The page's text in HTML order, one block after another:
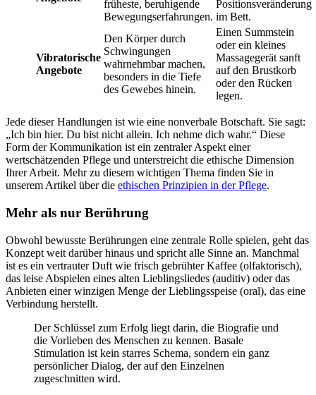
früheste, beruhigende
Bewegungserfahrungen.
Positionsveränderung
im Bett.
Vibratorische
Angebote
Den Körper durch
Schwingungen
wahrnehmbar machen,
besonders in die Tiefe
des Gewebes hinein.
Einen Summstein
oder ein kleines
Massagegerät sanft
auf den Brustkorb
oder den Rücken
legen.
Jede dieser Handlungen ist wie eine nonverbale Botschaft. Sie sagt:
„Ich bin hier. Du bist nicht allein. Ich nehme dich wahr.“ Diese
Form der Kommunikation ist ein zentraler Aspekt einer
wertschätzenden Pflege und unterstreicht die ethische Dimension
Ihrer Arbeit. Mehr zu diesem wichtigen Thema finden Sie in
unserem Artikel über die ethischen Prinzipien in der Pflege.
Mehr als nur Berührung
Obwohl bewusste Berührungen eine zentrale Rolle spielen, geht das
Konzept weit darüber hinaus und spricht alle Sinne an. Manchmal
ist es ein vertrauter Duft wie frisch gebrühter Kaffee (olfaktorisch),
das leise Abspielen eines alten Lieblingsliedes (auditiv) oder das
Anbieten einer winzigen Menge der Lieblingsspeise (oral), das eine
Verbindung herstellt.
Der Schlüssel zum Erfolg liegt darin, die Biografie und
die Vorlieben des Menschen zu kennen. Basale
Stimulation ist kein starres Schema, sondern ein ganz
persönlicher Dialog, der auf den Einzelnen
zugeschnitten wird.